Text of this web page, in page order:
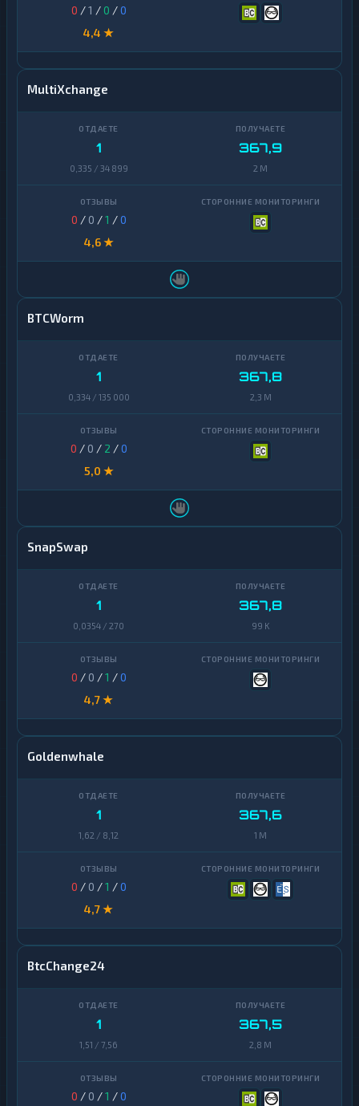
0 /1 /0 /0
4,4 ★
MultiXchange
1
0,335 / 34 899
367,9
2 M
0 / 0 /1 /0
4,6 ★
BTCWorm
1
0,334 / 135 000
367,8
2,3 M
0 / 0 / 2 /0
5,0 ★
SnapSwap
1
0,0354 / 270
367,8
99 K
0 / 0 /1 /0
4,7 ★
Goldenwhale
1
1,62 / 8,12
367,6
1 M
0 / 0 /1 /0
4,7 ★
BtcChange24
1
1,51 / 7,56
367,5
2,8 M
0 / 0 /1 /0